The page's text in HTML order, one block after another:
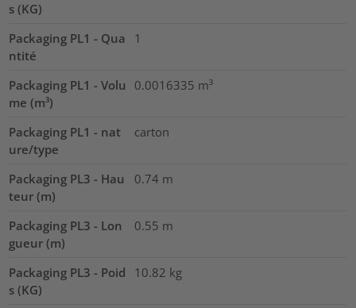
s (KG)
Packaging PL1 - Qua
ntité
1
Packaging PL1 - Volu
me (m³)
0.0016335 m³
Packaging PL1 - nat
ure/type
carton
Packaging PL3 - Hau
teur (m)
0.74 m
Packaging PL3 - Lon
gueur (m)
0.55 m
Packaging PL3 - Poid
s (KG)
10.82 kg